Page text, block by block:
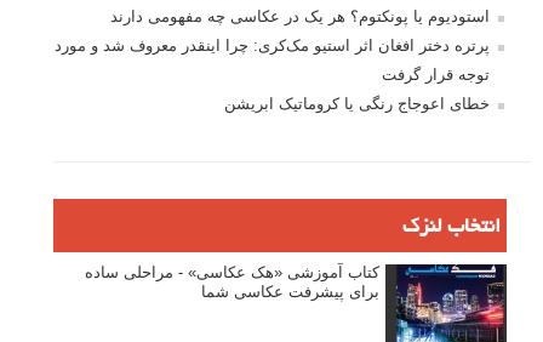
استودیوم یا پونکتوم؟ هر یک در عکاسی چه مفهومی دارند
پرتره دختر افغان اثر استیو مک‌کری: چرا اینقدر معروف شد و مورد
توجه قرار گرفت
خطای اعوجاج رنگی یا کروماتیک ابریشن
انتخاب لنزک
کتاب آموزشی «هک عکاسی» - مراحلی ساده
برای پیشرفت عکاسی شما